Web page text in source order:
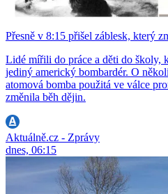
Přesně v 8:15 přišel záblesk, který
Lidé mířili do práce a děti do školy,
jediný americký bombardér. O
atomová bomba použitá ve válce
změnila běh dějin.
Aktuálně.cz - Zprávy
dnes, 06:15